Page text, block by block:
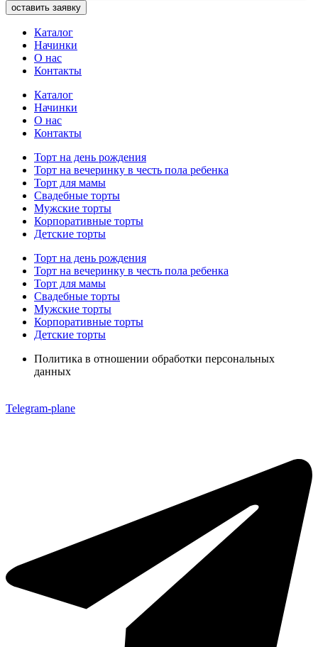
оставить заявку
Каталог
Начинки
О нас
Контакты
Каталог
Начинки
О нас
Контакты
Торт на день рождения
Торт на вечеринку в честь пола ребенка
Торт для мамы
Свадебные торты
Мужские торты
Корпоративные торты
Детские торты
Торт на день рождения
Торт на вечеринку в честь пола ребенка
Торт для мамы
Свадебные торты
Мужские торты
Корпоративные торты
Детские торты
Политика в отношении обработки персональных
данных
Telegram-plane